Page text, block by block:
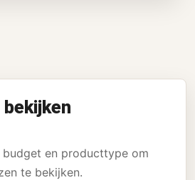
budget en producttype om
te bekijken.